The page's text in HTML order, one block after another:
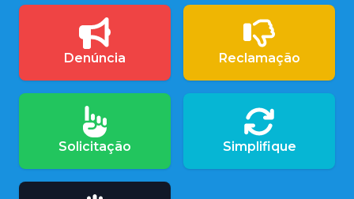
Denúncia Reclamação
Solicitação Simplifique